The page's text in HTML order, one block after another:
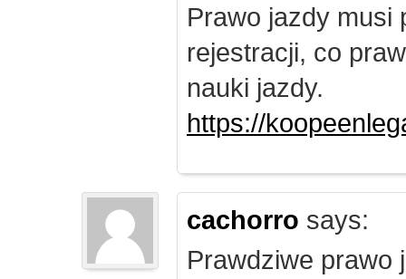
Prawo jazdy musi
rejestracji, co
nauki jazdy.
https://
cachorro says:
Prawdziwe prawo